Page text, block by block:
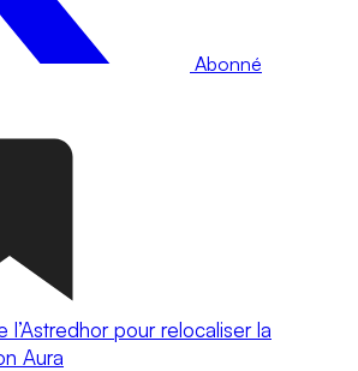
Abonné
l’Astredhor pour relocaliser la
Aura